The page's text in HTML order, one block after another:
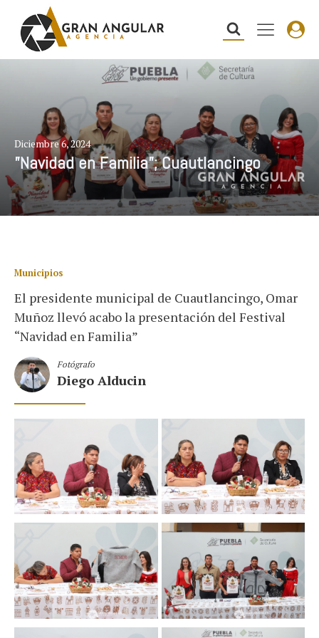
Diciembre 6, 2024
”Navidad en Familia”; Cuautlancingo
Municipios
El presidente municipal de Cuautlancingo, Omar
Muñoz llevó acabo la presentación del Festival
“Navidad en Familia”
Fotógrafo
Diego Alducin